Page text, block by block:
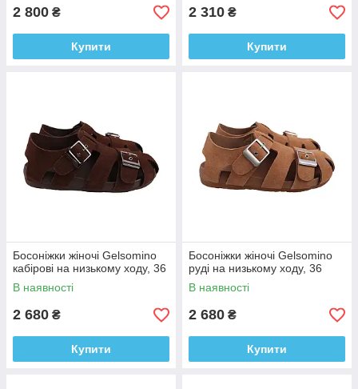
2 800 ₴
Купити
2 310 ₴
Купити
Босоніжки жіночі Gelsomino
кабірові на низькому ходу, 36
В наявності
2 680 ₴
Купити
Босоніжки жіночі Gelsomino
руді на низькому ходу, 36
В наявності
2 680 ₴
Купити